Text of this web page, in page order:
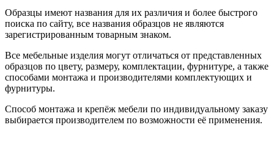
Образцы имеют названия для их различия и более быстрого
поиска по сайту, все названия образцов не являются
зарегистрированным товарным знаком.
Все мебельные изделия могут отличаться от представленных
образцов по цвету, размеру, комплектации, фурнитуре, а также
способами монтажа и производителями комплектующих и
фурнитуры.
Способ монтажа и крепёж мебели по индивидуальному заказу
выбирается производителем по возможности её применения.